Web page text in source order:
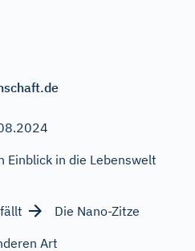
Einblick in die Lebenswelt
Die Nano-Zitze
Art